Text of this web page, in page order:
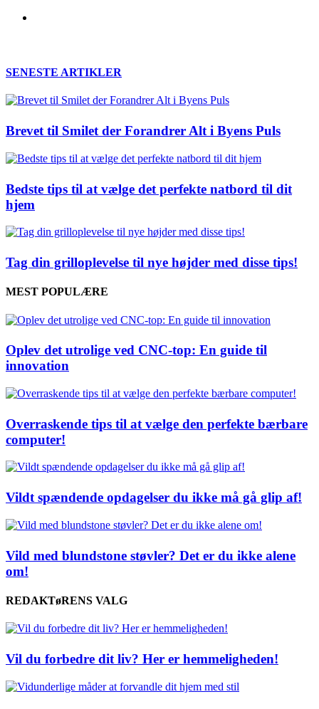
SENESTE ARTIKLER
Brevet til Smilet der Forandrer Alt i Byens Puls
Bedste tips til at vælge det perfekte natbord til dit
hjem
Tag din grilloplevelse til nye højder med disse tips!
MEST POPULÆRE
Oplev det utrolige ved CNC-top: En guide til
innovation
Overraskende tips til at vælge den perfekte bærbare
computer!
Vildt spændende opdagelser du ikke må gå glip af!
Vild med blundstone støvler? Det er du ikke alene
om!
REDAKTøRENS VALG
Vil du forbedre dit liv? Her er hemmeligheden!